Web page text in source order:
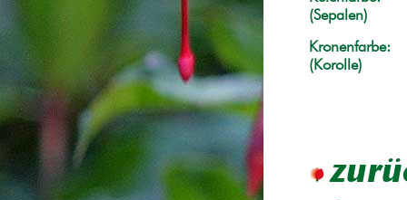
(Sepalen)
Kronenfarbe:
(Korolle)